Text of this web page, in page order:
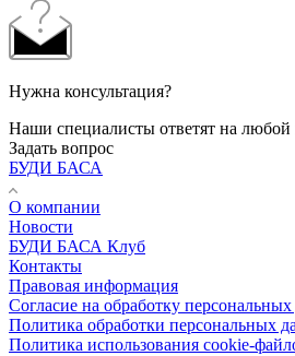
Нужна консультация?
Наши специалисты ответят на
Задать вопрос
БУДИ БАСА
О компании
Новости
БУДИ БАСА Клуб
Контакты
Правовая информация
Согласие на обработку
Политика обработки персональных
Политика использования cookie-